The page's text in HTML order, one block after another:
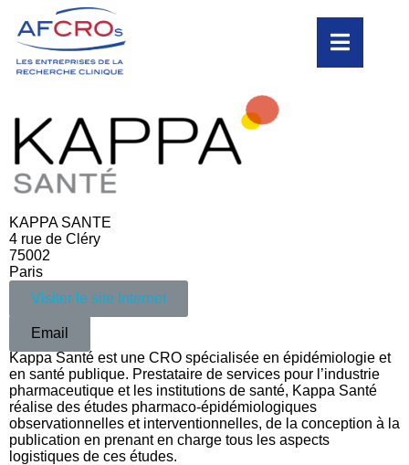
KAPPA SANTE
4 rue de Cléry
75002
Paris
Visiter le site Internet
Email
Kappa Santé est une CRO spécialisée en épidémiologie et
en santé publique. Prestataire de services pour l’industrie
pharmaceutique et les institutions de santé, Kappa Santé
réalise des études pharmaco-épidémiologiques
observationnelles et interventionnelles, de la conception à la
publication en prenant en charge tous les aspects
logistiques de ces études.